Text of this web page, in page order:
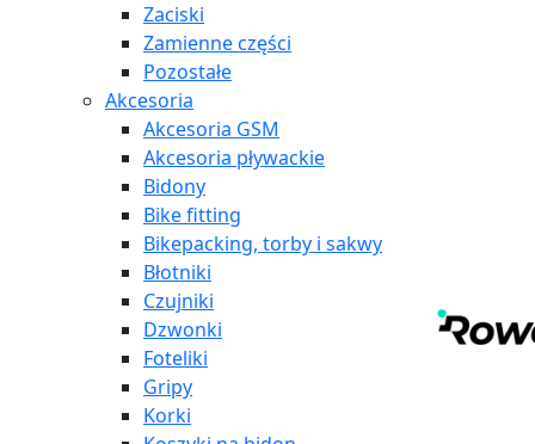
Zaciski
Zamienne części
Pozostałe
Akcesoria
Akcesoria GSM
Akcesoria pływackie
Bidony
Bike fitting
Bikepacking, torby i sakwy
Błotniki
Czujniki
Dzwonki
Foteliki
Gripy
Korki